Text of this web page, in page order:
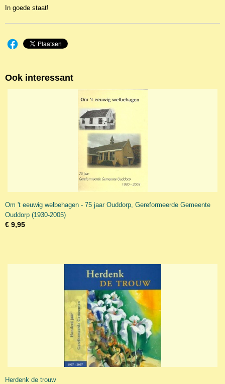
In goede staat!
Ook interessant
Om 't eeuwig welbehagen - 75 jaar Ouddorp, Gereformeerde Gemeente
Ouddorp (1930-2005)
€ 9,95
Herdenk de trouw